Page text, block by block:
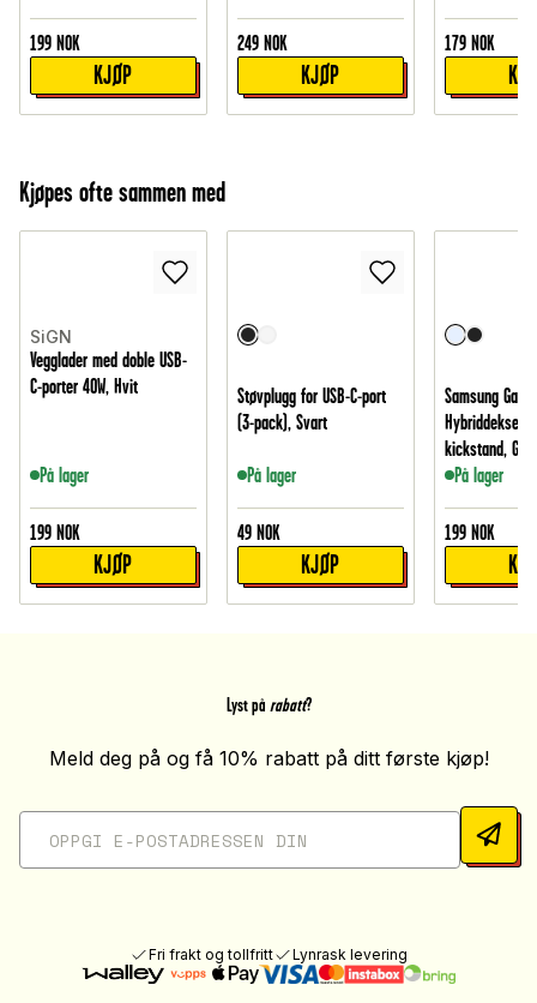
199 NOK
KJØP
249 NOK
KJØP
179 NOK
Kjøpes ofte sammen med
SiGN
Vegglader med doble USB-
C-porter 40W, Hvit
På lager
199 NOK
KJØP
Støvplugg for USB-C-port
(3-pack), Svart
På lager
49 NOK
KJØP
Samsung
Hybriddeksel
kickstand,
På lager
199 NOK
Lyst på rabatt?
Meld deg på og få 10% rabatt på ditt første kjøp!
Fri frakt og tollfritt Lynrask levering